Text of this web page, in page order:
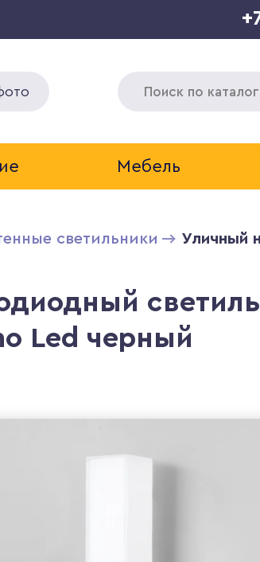
Мебель
светильники Уличный
Led черный